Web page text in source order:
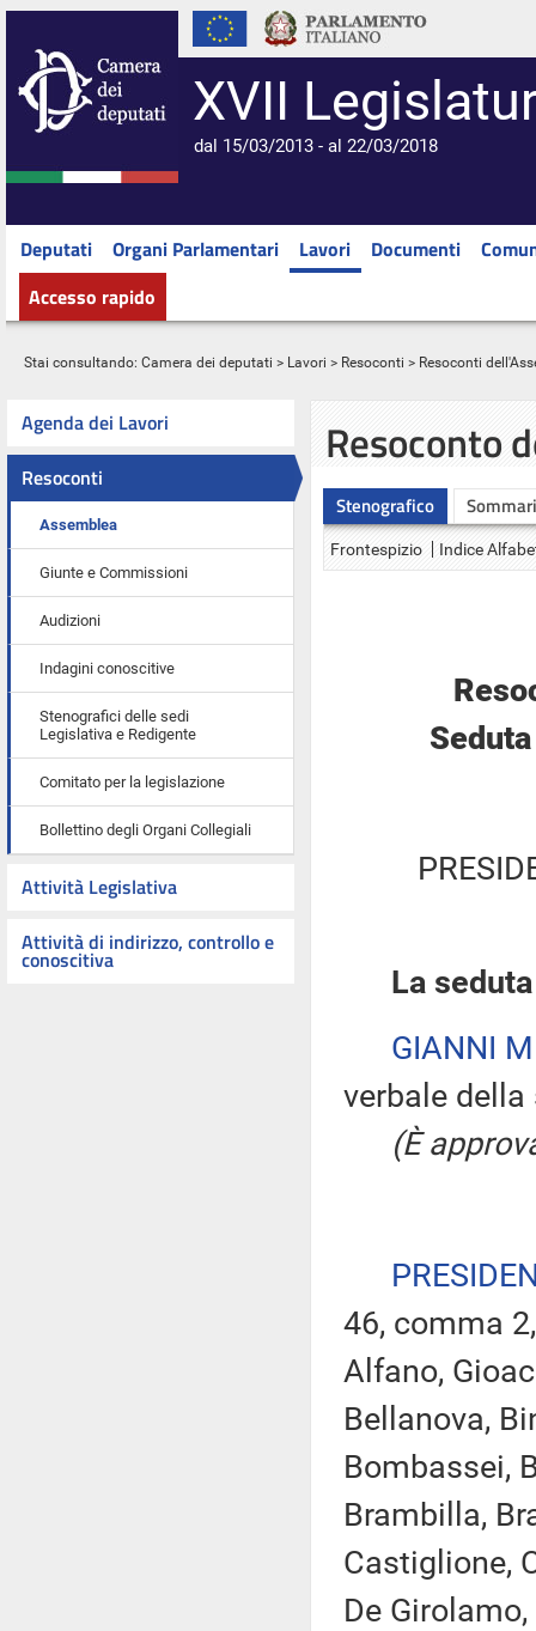
XVII
dal 15/03/2013 - al 22/03/2018
Deputati Organi Parlamentari Lavori Documenti
Accesso rapido
Stai consultando: Camera dei deputati > Lavori > Resoconti > Resoconti
Agenda dei Lavori
Resoconti
Assemblea
Giunte e Commissioni
Audizioni
Indagini conoscitive
Stenografici delle sedi
Legislativa e Redigente
Comitato per la legislazione
Bollettino degli Organi Collegiali
Attività Legislativa
Attività di indirizzo, controllo e
conoscitiva
Resoconto
Stenografico
Frontespizio Indice
La
GIANNI
verbale
(È
46, comma
Alfano,
Bellanova,
Bombassei,
Brambilla,
Castiglione,
De